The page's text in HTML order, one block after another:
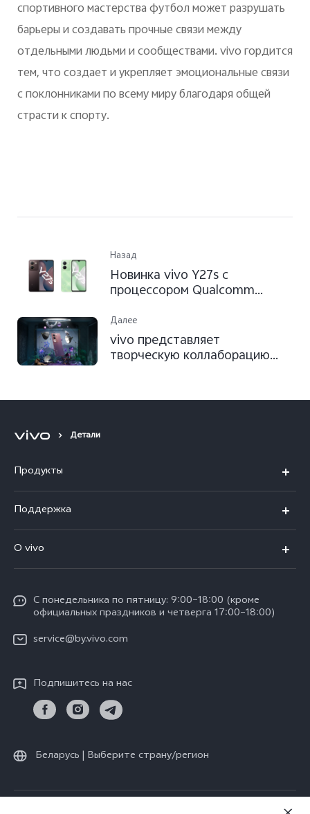
спортивного мастерства футбол может разрушать
барьеры и создавать прочные связи между
отдельными людьми и сообществами.vivoгордится
тем, что создает и укрепляет эмоциональные связи
с поклонниками по всему миру благодаря общей
страсти к спорту.
Назад
Новинка vivo Y27s c
процессором Qualcomm
России
Далее
vivo представляет
творческую коллаборацию
мастера портретной
Детали
Продукты
V30 5G
V30 Lite
Y17s
Y18
Все модели
Поддержка
Сервисный центр
Funtouch OS
IMEI аутентификация
Обновление системы
Инструкции по гарантии vivo
O vivo
Карьера в vivo
Юридическая информация
Центр конфиденциальности vivo
Стабильность
С понедельника по пятницу: 9:00–18:00 (кроме
официальных праздников и четверга 17:00–18:00)
service@by.vivo.com
Подпишитесь на нас
Беларусь | Выберите страну/регион